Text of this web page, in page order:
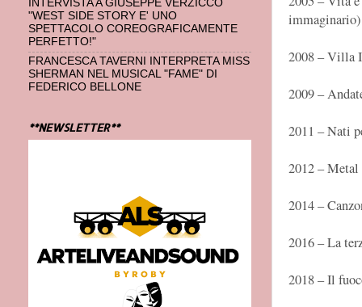
immaginario)
2008 – Villa
2009 –
2011 – Nati
2012 –
2014 –
2016 – La
2018 – Il
INTERVISTA A GIUSEPPE VERZICCO
"WEST SIDE STORY E' UNO
SPETTACOLO COREOGRAFICAMENTE
PERFETTO!"
FRANCESCA TAVERNI INTERPRETA MISS
SHERMAN NEL MUSICAL "FAME" DI
FEDERICO BELLONE
**NEWSLETTER**